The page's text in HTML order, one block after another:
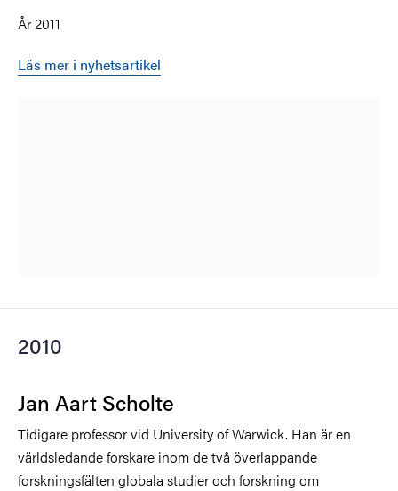
År 2011
Läs mer i nyhetsartikel
2010
Jan Aart Scholte
Tidigare professor vid University of Warwick. Han är en
världsledande forskare inom de två överlappande
forskningsfälten globala studier och forskning om